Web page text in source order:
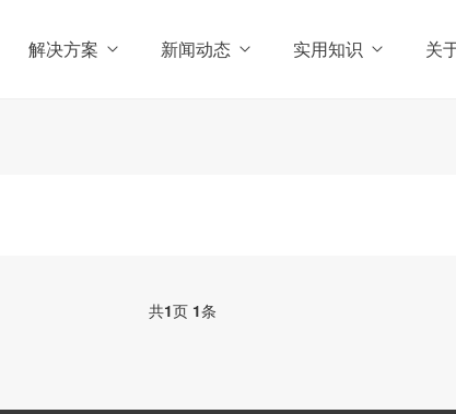
解决方案 新闻动态 实用知识 关
共1页 1条